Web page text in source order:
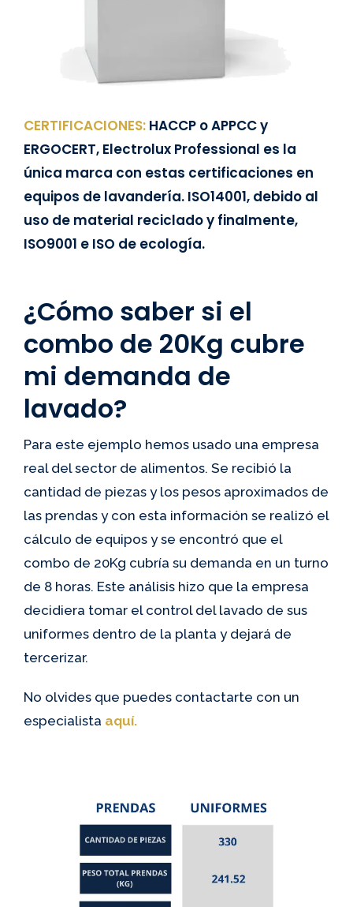
CERTIFICACIONES:HACCP o APPCC y
ERGOCERT, Electrolux Professional es la
única marca con estas certificaciones en
equipos de lavandería. ISO14001, debido al
uso de material reciclado y finalmente,
ISO9001 e ISO de ecología.
¿Cómo saber si el
combo de 20Kg cubre
mi demanda de
lavado?
Para este ejemplo hemos usado una empresa
real del sector de alimentos. Se recibió la
cantidad de piezas y los pesos aproximados de
las prendas y con esta información se realizó el
cálculo de equipos y se encontró que el
combo de 20Kg cubría su demanda en un turno
de 8 horas. Este análisis hizo que la empresa
decidiera tomar el control del lavado de sus
uniformes dentro de la planta y dejará de
tercerizar.
No olvides que puedes contactarte con un
especialista aquí.